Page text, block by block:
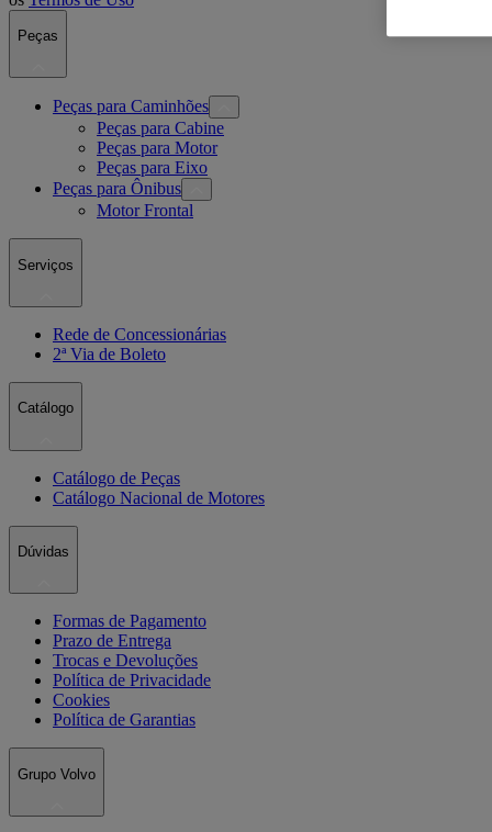
Peças
Peças para Caminhões
Peças para Cabine
Peças para Motor
Peças para Eixo
Peças para Ônibus
Motor Frontal
Serviços
Rede de Concessionárias
2ª Via de Boleto
Catálogo
Catálogo de Peças
Catálogo Nacional de Motores
Dúvidas
Formas de Pagamento
Prazo de Entrega
Trocas e Devoluções
Política de Privacidade
Cookies
Política de Garantias
Grupo Volvo